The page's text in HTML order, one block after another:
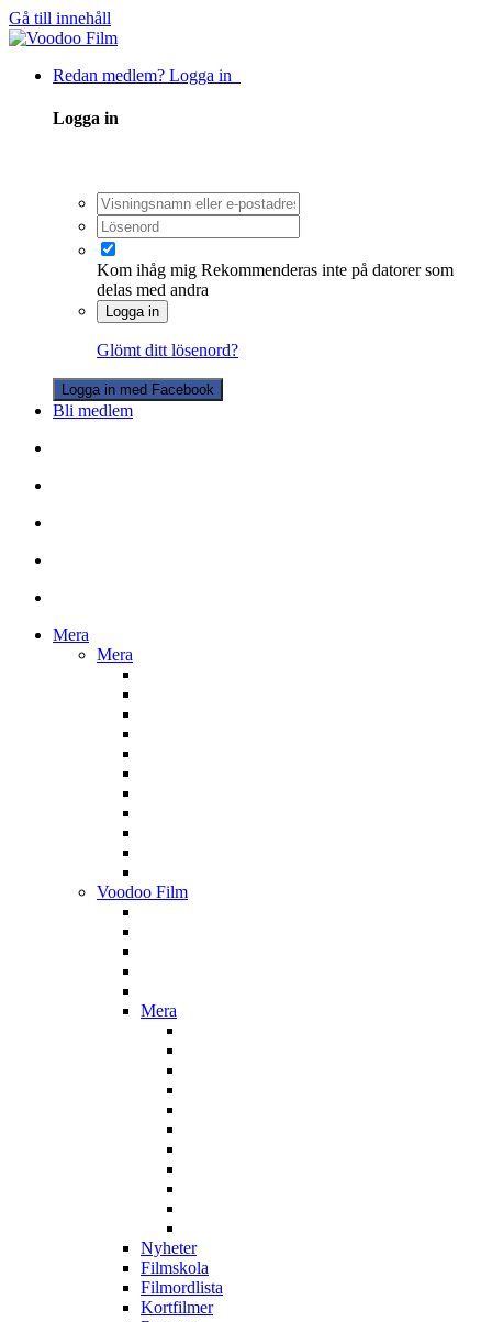
Gå till innehåll
Redan medlem? Logga in
Logga in
Kom ihåg mig Rekommenderas inte på datorer som
delas med andra
Logga in
Glömt ditt lösenord?
Logga in med Facebook
Bli medlem
Mera
Mera
Voodoo Film
Mera
Nyheter
Filmskola
Filmordlista
Kortfilmer